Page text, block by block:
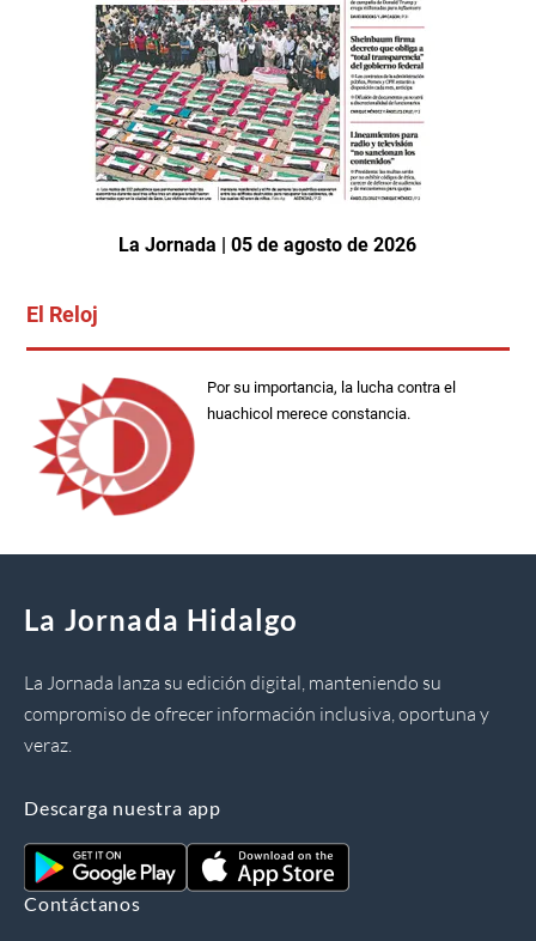
La Jornada | 05 de agosto de 2026
El Reloj
Por su importancia, la lucha contra el
huachicol merece constancia.
La Jornada Hidalgo
La Jornada lanza su edición digital, manteniendo su
compromiso de ofrecer información inclusiva, oportuna y
veraz.
Descarga nuestra app
Contáctanos